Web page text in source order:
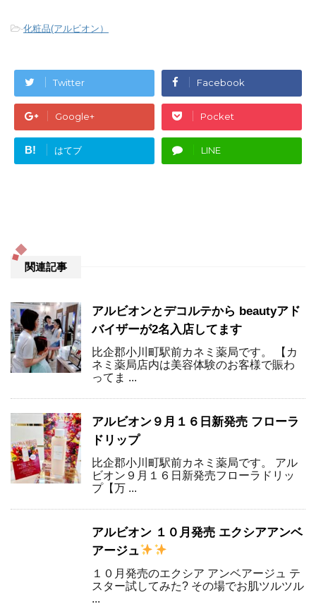
-化粧品(アルビオン）
Twitter Facebook
Google+ Pocket
B! はてブ LINE
関連記事
アルビオンとデコルテから beautyアド
バイザーが2名入店してます
比企郡小川町駅前カネミ薬局です。 【カ
ネミ薬局店内は美容体験のお客様で賑わ
ってま ...
アルビオン９月１６日新発売 フローラ
ドリップ
比企郡小川町駅前カネミ薬局です。 アル
ビオン９月１６日新発売フローラドリッ
プ【万 ...
アルビオン １０月発売 エクシアアンベ
アージュ
１０月発売のエクシア アンベアージュ テ
スター試してみた? その場でお肌ツルツル
...